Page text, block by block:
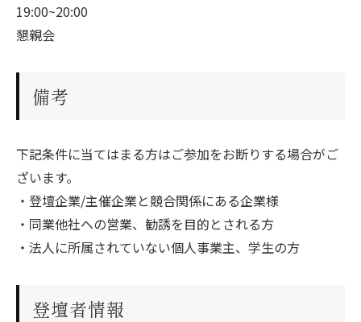
19:00~20:00
懇親会
備考
下記条件に当てはまる方はご参加をお断りする場合がご
ざいます。
・登壇企業/主催企業と競合関係にある企業様
・同業他社への営業、勧誘を目的とされる方
・法人に所属されていない個人事業主、学生の方
登壇者情報